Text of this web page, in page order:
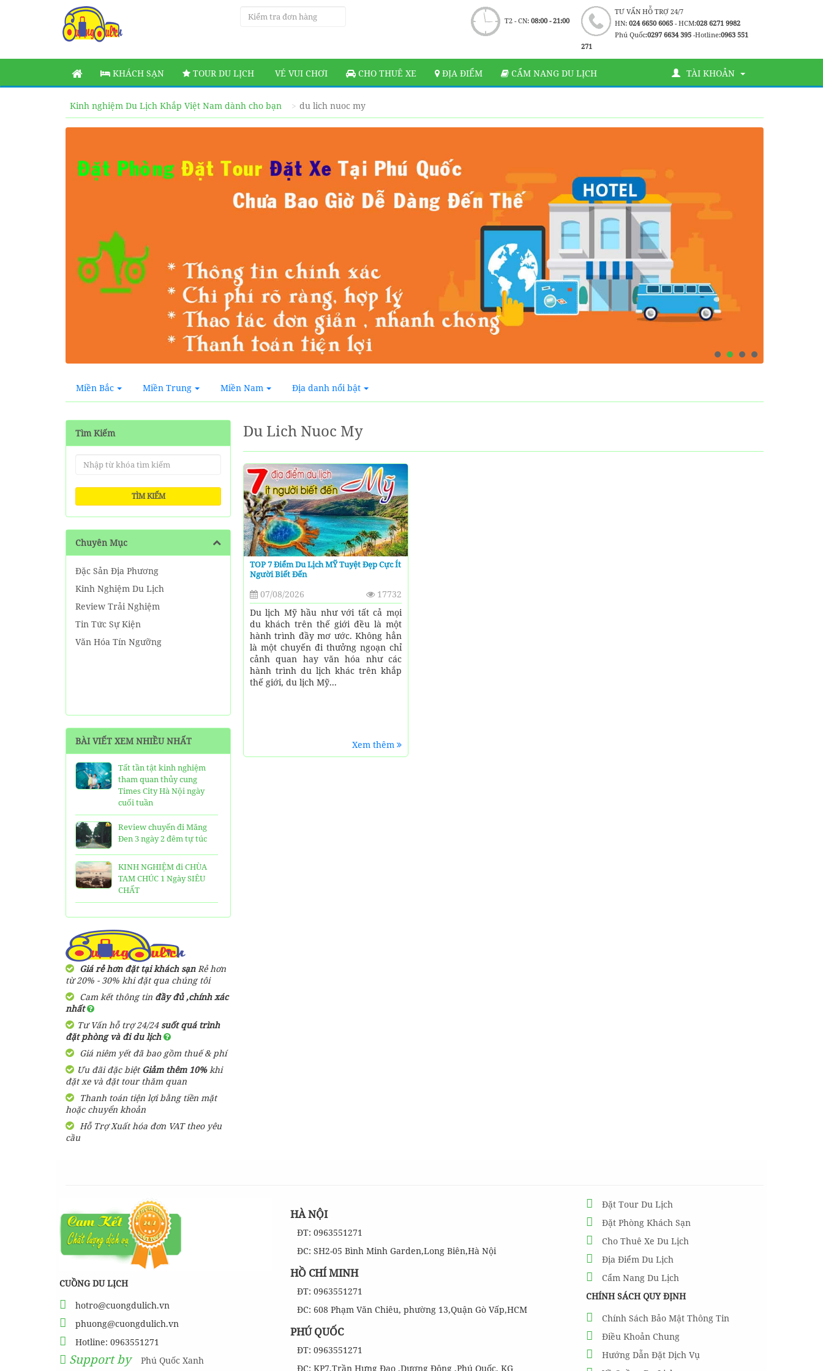
TƯ VẤN HỖ TRỢ 24/7
HN: 024 6650 6065- HCM:028 6271 9982
Phú Quốc:0297 6634 395 -Hotline:0963 551
271
T2 - CN: 08:00 - 21:00
KHÁCH SẠN TOUR DU LỊCH VÉ VUI CHƠI CHO THUÊ XE ĐỊA ĐIỂM CẨM NANG DU LỊCH TÀI KHOẢN
Kinh nghiệm Du Lịch Khắp Việt Nam dành cho bạn du lich nuoc my
Miền Bắc Miền Trung Miền Nam Địa danh nổi bật
Tìm Kiếm
TÌM KIẾM
Chuyên Mục
Đặc Sản Địa Phương
Kinh Nghiệm Du Lịch
Review Trải Nghiệm
Tin Tức Sự Kiện
Văn Hóa Tín Ngưỡng
BÀI VIẾT XEM NHIỀU NHẤT
Tất tần tật kinh nghiệm
tham quan thủy cung
Times City Hà Nội ngày
cuối tuần
Review chuyến đi Măng
Đen 3 ngày 2 đêm tự túc
KINH NGHIỆM đi CHÙA
TAM CHÚC 1 Ngày SIÊU
CHẤT
25 Ngôi Chùa ở Sài Gòn
TOP 16 địa điểm du lịch
HẤP DẪN nhất việt nam:
Bạn đã đi được những nơi
cáp treo Núi Bà Đen Tây
Ninh
HƯỚNG DẪN đi du lịch
TAM ĐẢO chi tiết kèm
thông tin liên hệ
SHARE Cẩm nang du lịch
Măng Đen tự túc từ A-Z
Vịnh Hạ Long trên cạn ở
Tây Nguyên
Giá rẻ hơn đặt tại khách sạnRẻ hơn
từ 20% - 30% khi đặt qua chúng tôi
Cam kết thông tin đầy đủ ,chính xác
nhất
Tư Vấn hỗ trợ 24/24 suốt quá trình
đặt phòng và đi du lịch
Giá niêm yết đã bao gồm thuế & phí
Ưu đãi đặc biệtGiảm thêm 10%khi
đặt xe và đặt tour thăm quan
Thanh toán tiện lợi bằng tiền mặt
hoặc chuyển khoản
Hỗ Trợ Xuất hóa đơn VAT theo yêu
cầu
Du Lich Nuoc My
TOP 7 Điểm Du Lịch MỸ Tuyệt Đẹp Cực Ít
Người Biết Đến
07/08/2026
17732
Du lịch Mỹ hầu như với tất cả mọi
du khách trên thế giới đều là một
hành trình đầy mơ ước. Không hẳn
là một chuyến đi thưởng ngoạn chỉ
cảnh quan hay văn hóa như các
hành trình du lịch khác trên khắp
thế giới, du lịch Mỹ...
Xem thêm
CUỒNG DU LỊCH
hotro@cuongdulich.vn
phuong@cuongdulich.vn
Hotline: 0963551271
Support by Phú Quốc Xanh
HÀ NỘI
ĐT: 0963551271
ĐC: SH2-05 Bình Minh Garden,Long Biên,Hà Nội
HỒ CHÍ MINH
ĐT: 0963551271
ĐC: 608 Phạm Văn Chiêu, phường 13,Quận Gò Vấp,HCM
PHÚ QUỐC
ĐT: 0963551271
ĐC: KP7,Trần Hưng Đạo ,Dương Đông ,Phú Quốc, KG
Đặt Tour Du Lịch
Đặt Phòng Khách Sạn
Cho Thuê Xe Du Lịch
Địa Điểm Du Lịch
Cẩm Nang Du Lịch
CHÍNH SÁCH QUY ĐỊNH
Chính Sách Bảo Mật Thông Tin
Điều Khoản Chung
Hướng Dẫn Đặt Dịch Vụ